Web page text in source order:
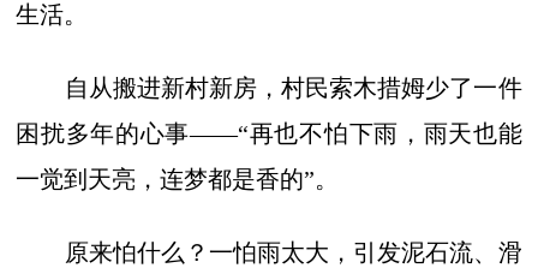
生活。
自从搬进新村新房，村民索木措姆少了一件
困扰多年的心事——“再也不怕下雨，雨天也能
一觉到天亮，连梦都是香的”。
原来怕什么？一怕雨太大，引发泥石流、滑